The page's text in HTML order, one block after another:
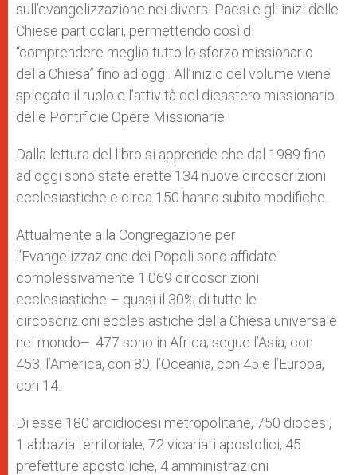
sull’evangelizzazione nei diversi Paesi e gli inizi delle
Chiese particolari, permettendo così di
“comprendere meglio tutto lo sforzo missionario
della Chiesa” fino ad oggi. All’inizio del volume viene
spiegato il ruolo e l’attività del dicastero missionario
delle Pontificie Opere Missionarie.
Dalla lettura del libro si apprende che dal 1989 fino
ad oggi sono state erette 134 nuove circoscrizioni
ecclesiastiche e circa 150 hanno subito modifiche.
Attualmente alla Congregazione per
l’Evangelizzazione dei Popoli sono affidate
complessivamente 1.069 circoscrizioni
ecclesiastiche – quasi il 30% di tutte le
circoscrizioni ecclesiastiche della Chiesa universale
nel mondo–. 477 sono in Africa; segue l’Asia, con
453; l’America, con 80; l’Oceania, con 45 e l’Europa,
con 14.
Di esse 180 arcidiocesi metropolitane, 750 diocesi,
1 abbazia territoriale, 72 vicariati apostolici, 45
prefetture apostoliche, 4 amministrazioni